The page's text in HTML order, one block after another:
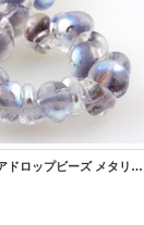
【5粒】ティアドロップビーズ メタリック 【Nocturnelle】